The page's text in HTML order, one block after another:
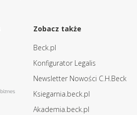
Zobacz także
Beck.pl
Konfigurator Legalis
Newsletter Nowości C.H.Beck
Ksiegarnia.beck.pl
Akademia.beck.pl